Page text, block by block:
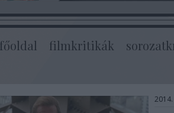
főoldal filmkritikák